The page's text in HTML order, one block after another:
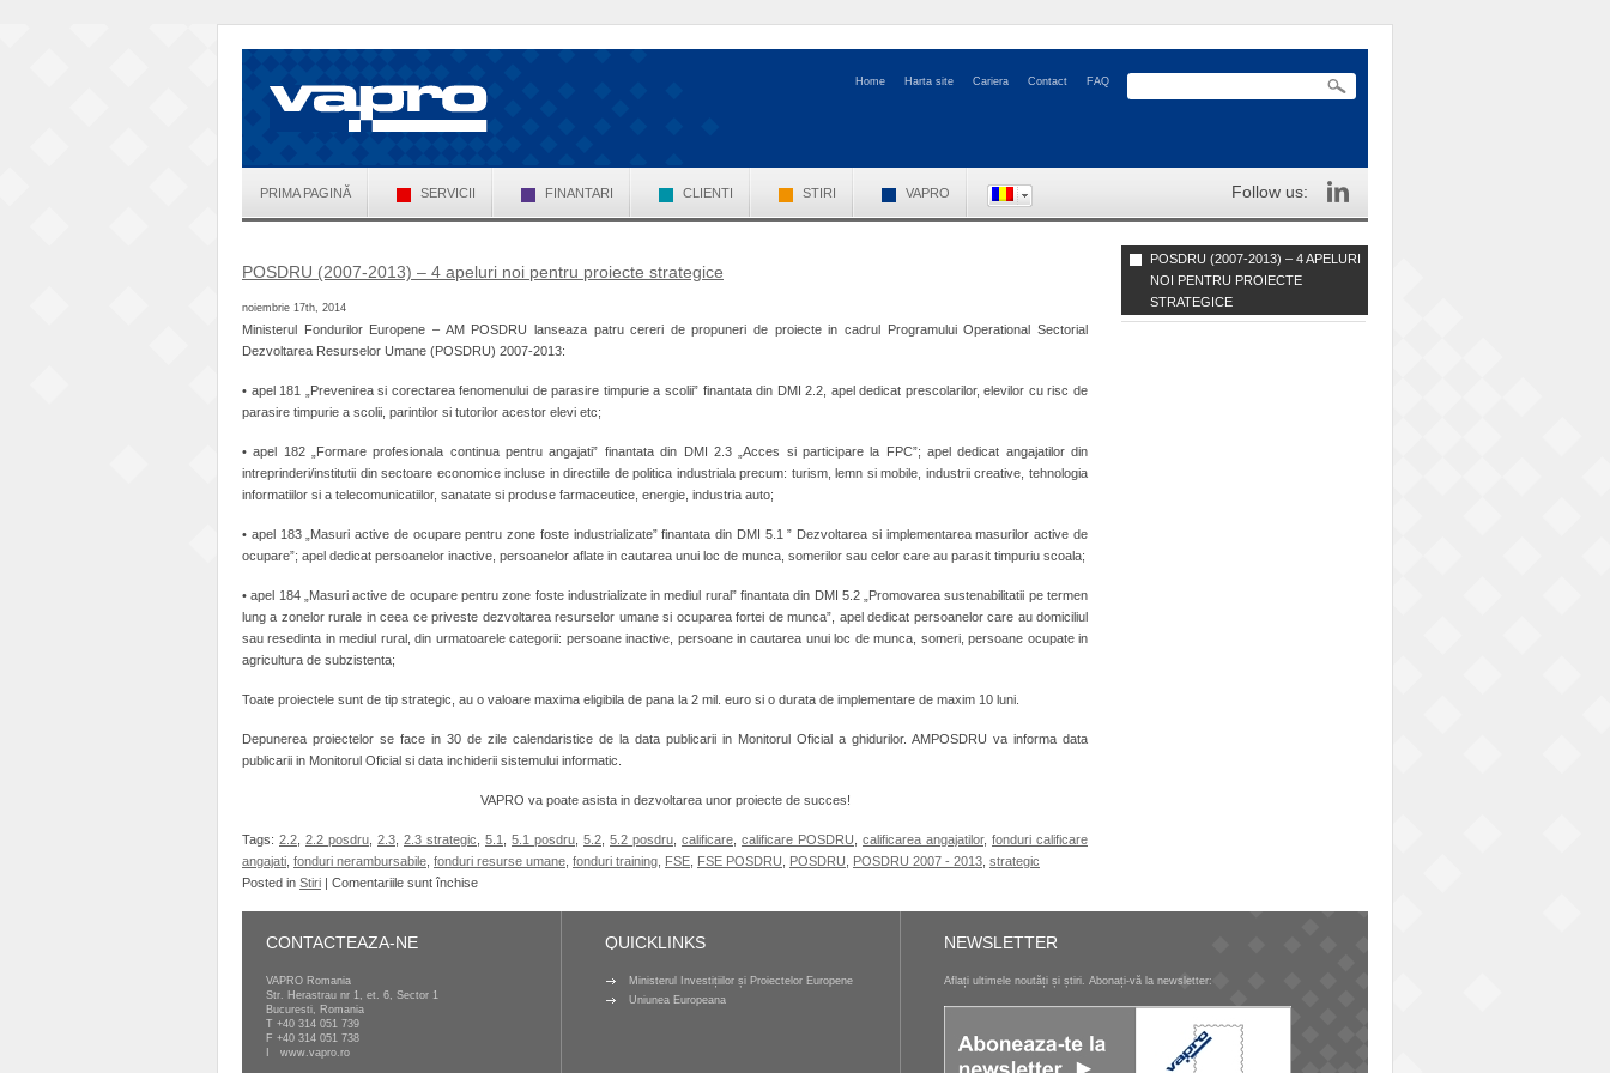
Home Harta site Cariera Contact FAQ
PRIMA PAGINĂ SERVICII FINANTARI CLIENTI STIRI VAPRO Follow us:
POSDRU (2007-2013) – 4 apeluri noi pentru proiecte strategice
noiembrie 17th, 2014
Ministerul Fondurilor Europene – AM POSDRU lanseaza patru cereri de propuneri de proiecte in cadrul Programului Operational Sectorial
Dezvoltarea Resurselor Umane (POSDRU) 2007-2013:
• apel 181 „Prevenirea si corectarea fenomenului de parasire timpurie a scolii” finantata din DMI 2.2, apel dedicat prescolarilor, elevilor cu risc de
parasire timpurie a scolii, parintilor si tutorilor acestor elevi etc;
• apel 182 „Formare profesionala continua pentru angajati” finantata din DMI 2.3 „Acces si participare la FPC”; apel dedicat angajatilor din
intreprinderi/institutii din sectoare economice incluse in directiile de politica industriala precum: turism, lemn si mobile, industrii creative, tehnologia
informatiilor si a telecomunicatiilor, sanatate si produse farmaceutice, energie, industria auto;
• apel 183 „Masuri active de ocupare pentru zone foste industrializate” finantata din DMI 5.1 ” Dezvoltarea si implementarea masurilor active de
ocupare”; apel dedicat persoanelor inactive, persoanelor aflate in cautarea unui loc de munca, somerilor sau celor care au parasit timpuriu scoala;
• apel 184 „Masuri active de ocupare pentru zone foste industrializate in mediul rural” finantata din DMI 5.2 „Promovarea sustenabilitatii pe termen
lung a zonelor rurale in ceea ce priveste dezvoltarea resurselor umane si ocuparea fortei de munca”, apel dedicat persoanelor care au domiciliul
sau resedinta in mediul rural, din urmatoarele categorii: persoane inactive, persoane in cautarea unui loc de munca, someri, persoane ocupate in
agricultura de subzistenta;
Toate proiectele sunt de tip strategic, au o valoare maxima eligibila de pana la 2 mil. euro si o durata de implementare de maxim 10 luni.
Depunerea proiectelor se face in 30 de zile calendaristice de la data publicarii in Monitorul Oficial a ghidurilor. AMPOSDRU va informa data
publicarii in Monitorul Oficial si data inchiderii sistemului informatic.
VAPRO va poate asista in dezvoltarea unor proiecte de succes!
Tags: 2.2 2.2 posdru 2.3 2.3 strategic 5.1 5.1 posdru 5.2 5.2 posdru calificare calificare POSDRU calificarea angajatilor, fonduri calificare
angajati fonduri nerambursabile fonduri resurse umane fonduri training FSE FSE POSDRU POSDRU POSDRU 2007 - 2013 strategic
Posted in Stiri Comentariile sunt închisepentru
POSDRU (2007-2013) – 4 APELURI
NOI PENTRU PROIECTE
STRATEGICE
CONTACTEAZA-NE
VAPRO Romania
Str. Herastrau nr 1, et. 6, Sector 1
Bucuresti, Romania
T +40 314 051 739
F +40 314 051 738
www.vapro.ro
QUICKLINKS
Ministerul Investițiilor și Proiectelor Europene
Uniunea Europeana
NEWSLETTER
Aflați ultimele noutăți și știri. Abonați-vă la newsletter: